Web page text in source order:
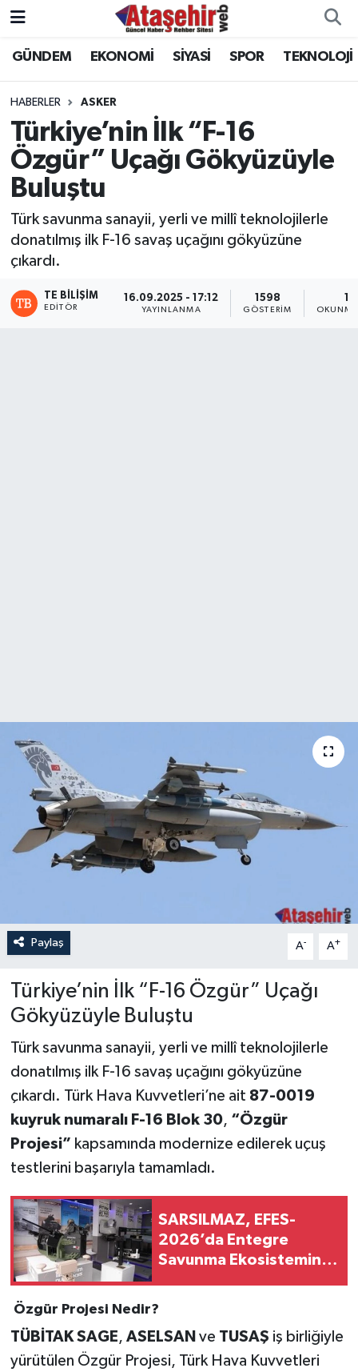
GÜNDEM EKONOMİ SİYASİ SPOR TEKNOLOJİ
HABERLER ASKER
Türkiye’nin İlk “F-16
Özgür” Uçağı Gökyüzüyle
Buluştu
Türk savunma sanayii, yerli ve millî teknolojilerle
donatılmış ilk F-16 savaş uçağını gökyüzüne
çıkardı.
TE BILIŞIM
EDITÖR
16.09.2025 - 17:12
YAYINLANMA
1598
GÖSTERIM
1
Paylaş A- A+
Türkiye’nin İlk “F-16 Özgür” Uçağı
Gökyüzüyle Buluştu
Türk savunma sanayii, yerli ve millî teknolojilerle
donatılmış ilk F-16 savaş uçağını gökyüzüne
çıkardı. Türk Hava Kuvvetleri’ne ait 87-0019
kuyruk numaralı F-16 Blok 30, “Özgür
Projesi” kapsamında modernize edilerek uçuş
testlerini başarıyla tamamladı.
SARSILMAZ, EFES-
2026’da Entegre
Savunma Ekosistemini
Özgür Projesi Nedir?
TÜBİTAK SAGE, ASELSAN ve TUSAŞ iş birliğiyle
yürütülen Özgür Projesi, Türk Hava Kuvvetleri
Hava Durumu
Trafik Durumu
Süper Lig Puan Durumu ve Fikstür
Tüm Manşetler
Son Dakika Haberleri
Haber Arşivi